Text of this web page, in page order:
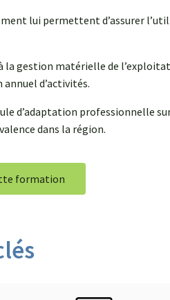
lui permettent d’assurer
la gestion matérielle de
d’activités.
d’adaptation professionnelle
dans la région.
formation